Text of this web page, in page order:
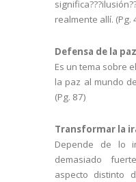
realmente allí. (Pg.
Defensa de la paz
Es un tema sobre
la paz al mundo
(Pg. 87)
Transformar la
Depende de lo
demasiado
aspecto distinto